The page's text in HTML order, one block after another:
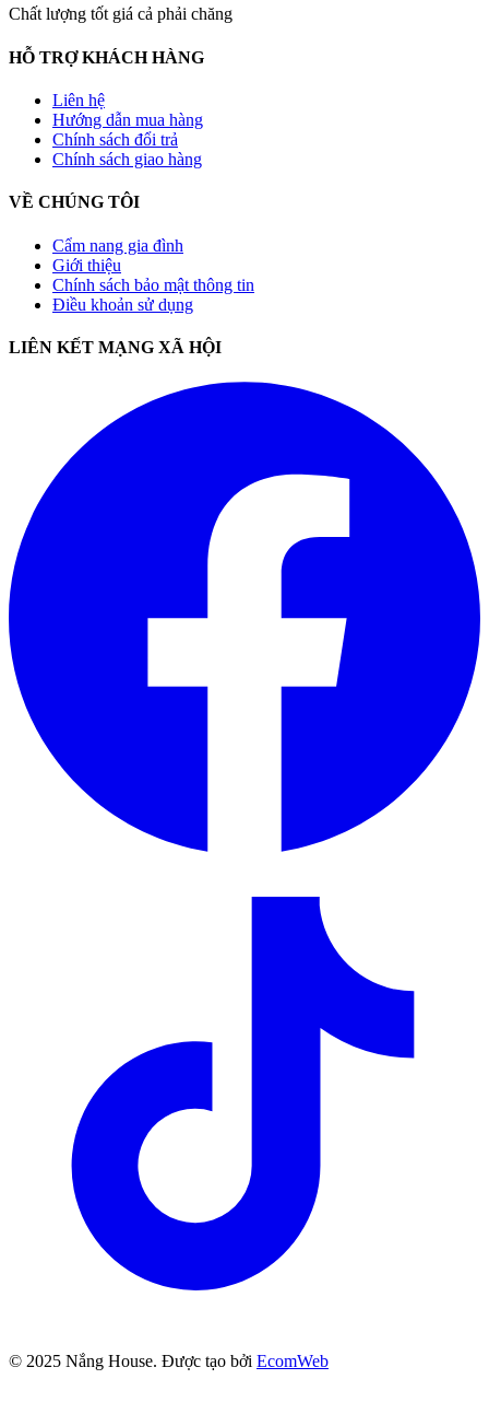
Chất lượng tốt giá cả phải chăng
HỖ TRỢ KHÁCH HÀNG
Liên hệ
Hướng dẫn mua hàng
Chính sách đổi trả
Chính sách giao hàng
VỀ CHÚNG TÔI
Cẩm nang gia đình
Giới thiệu
Chính sách bảo mật thông tin
Điều khoản sử dụng
LIÊN KẾT MẠNG XÃ HỘI
© 2025 Nắng House. Được tạo bởi EcomWeb